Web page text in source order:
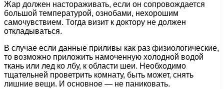
Жар должен настораживать, если он сопровождается
большой температурой, ознобами, нехорошим
самочувствием. Тогда визит к доктору не должен
откладываться.
В случае если данные приливы как раз физиологические,
то возможно приложить намоченную холодной водой
ткань или лед ко лбу, к области шеи. Необходимо
тщательней проветрить комнату, быть может, снять
лишние вещи. И основное — не паниковать.